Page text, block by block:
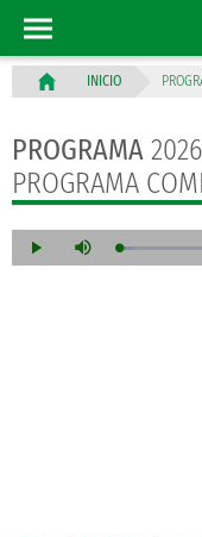
INICIO
PROGRAMA
PROGRAMA